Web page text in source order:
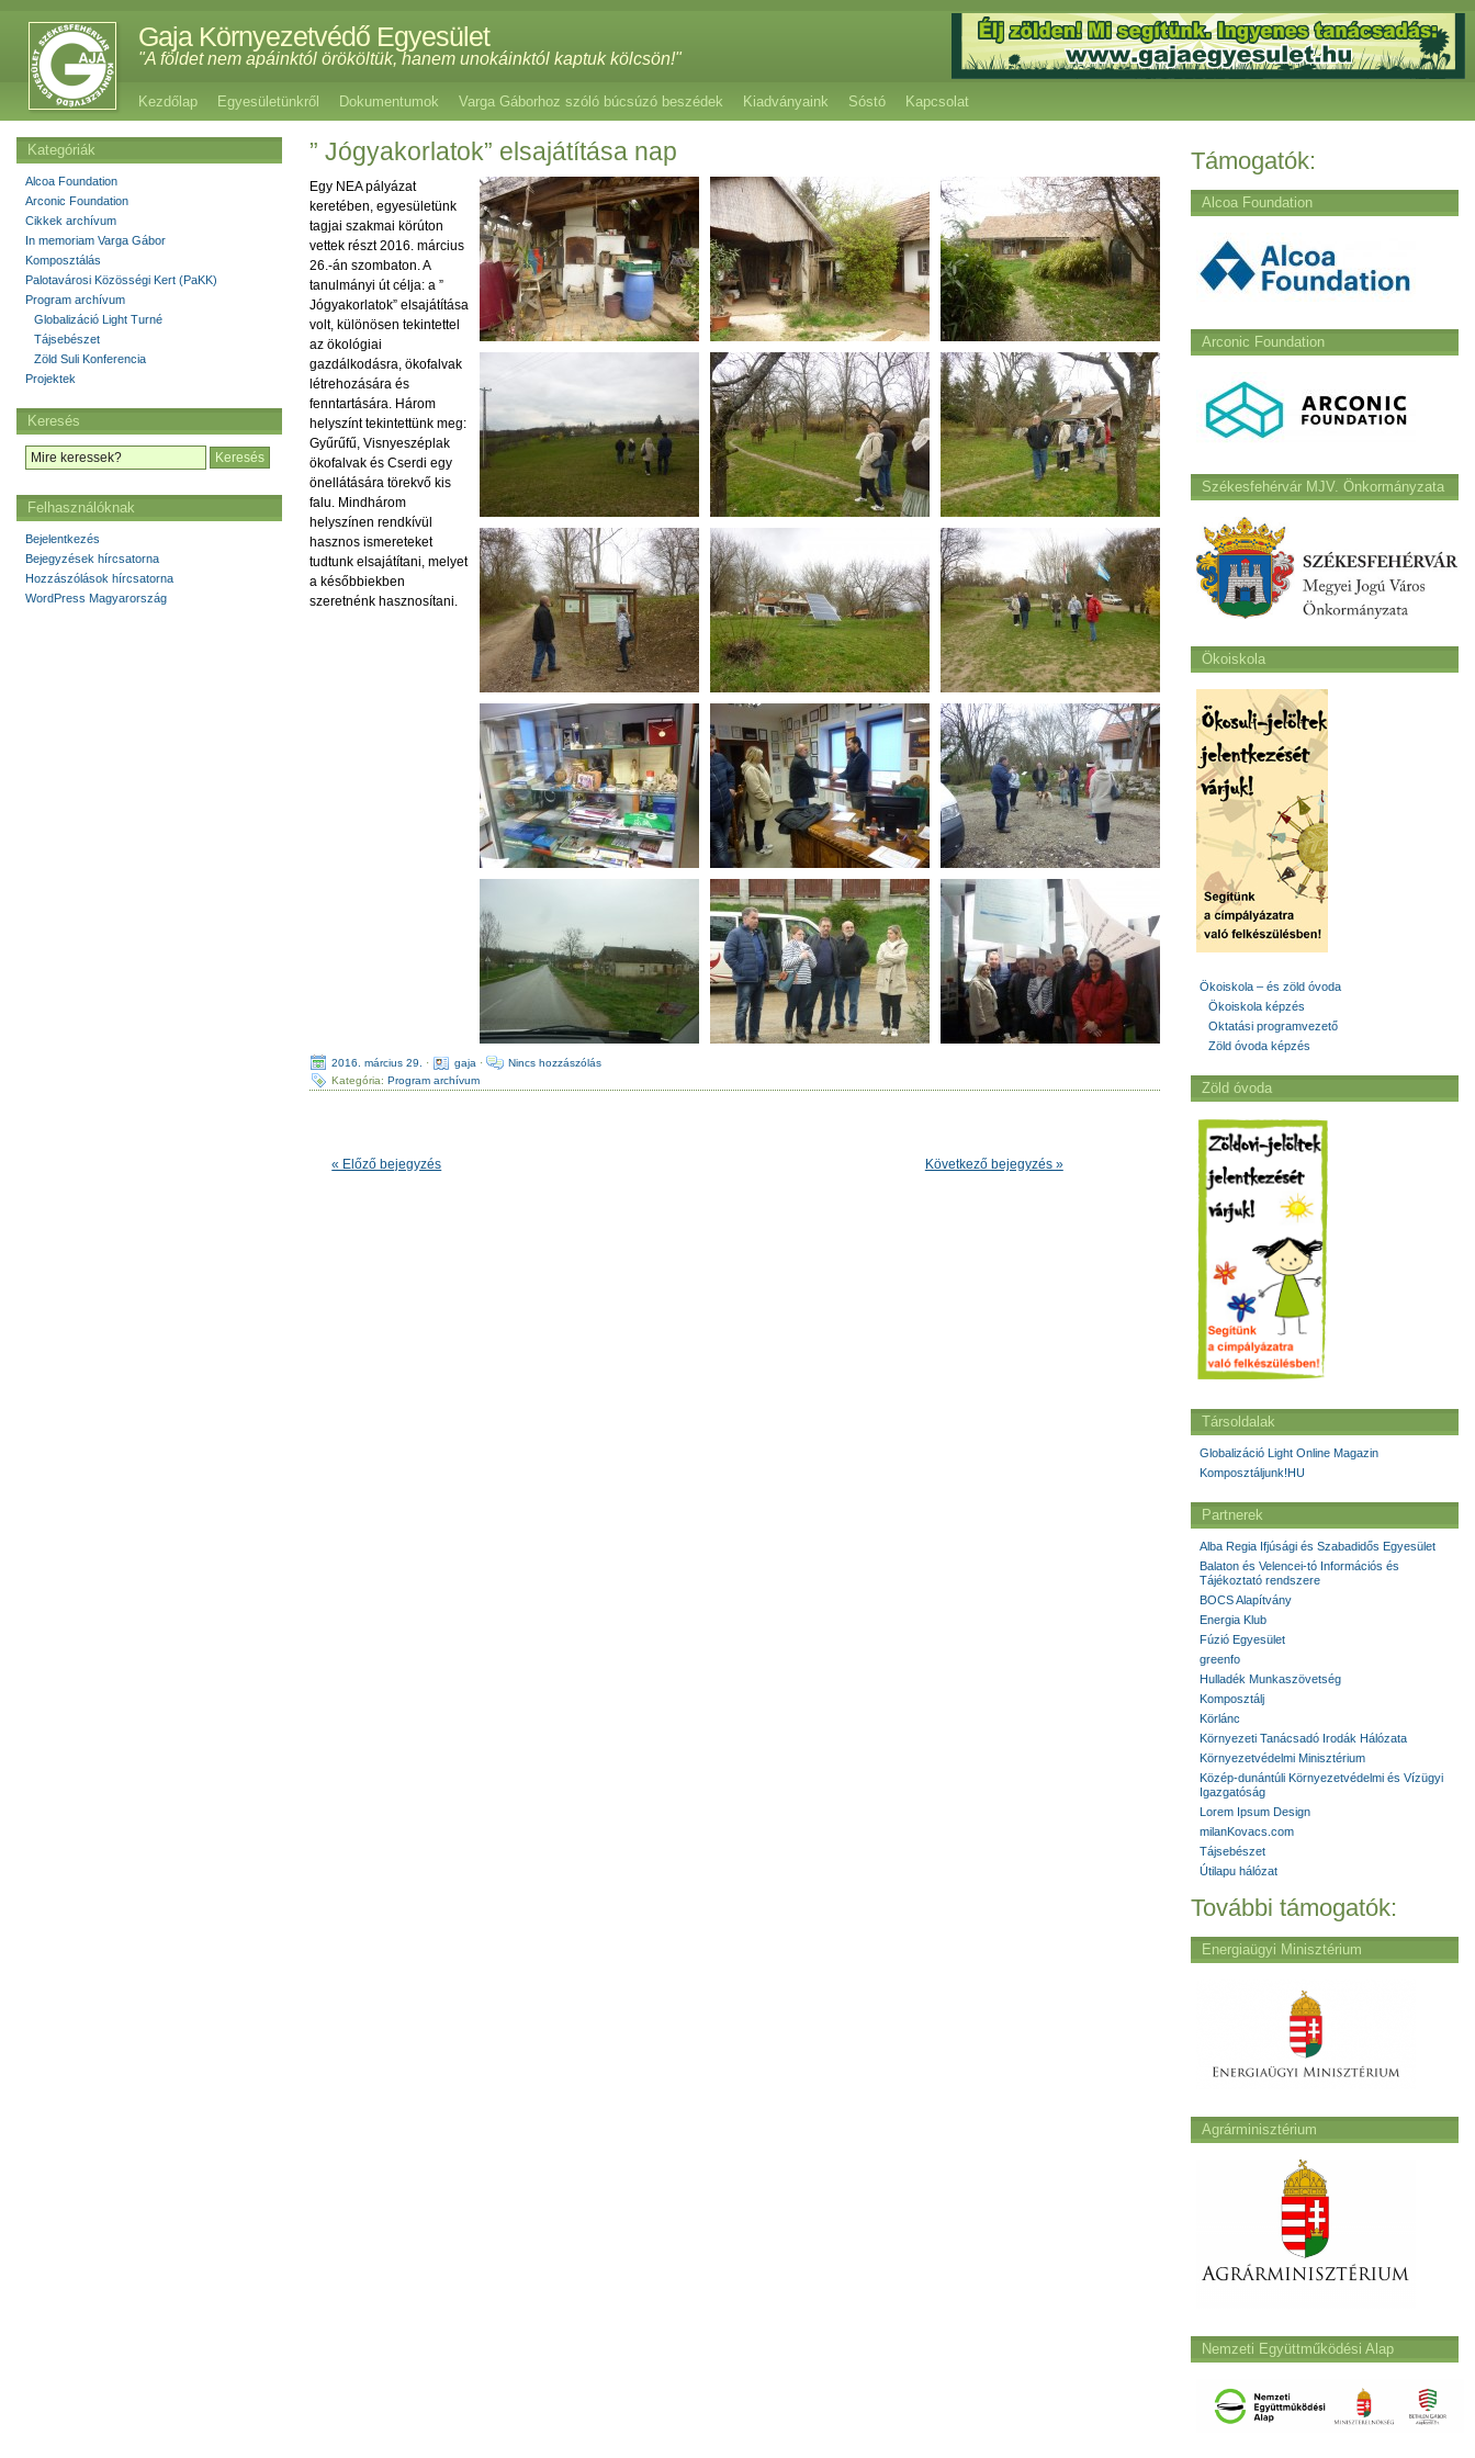
Gaja Környezetvédő Egyesület
"A földet nem apáinktól örököltük, hanem unokáinktól kaptuk kölcsön!"
Kezdőlap Egyesületünkről Dokumentumok Varga Gáborhoz szóló búcsúzó beszédek Kiadványaink Sóstó Kapcsolat
” Jógyakorlatok” elsajátítása nap
Egy NEA pályázat
keretében, egyesületünk
tagjai szakmai körúton
vettek részt 2016. március
26.-án szombaton. A
tanulmányi út célja: a ”
Jógyakorlatok” elsajátítása
volt, különösen tekintettel
az ökológiai
gazdálkodásra, ökofalvak
létrehozására és
fenntartására. Három
helyszínt tekintettünk meg:
Gyűrűfű, Visnyeszéplak
ökofalvak és Cserdi egy
önellátására törekvő kis
falu. Mindhárom
helyszínen rendkívül
hasznos ismereteket
tudtunk elsajátítani, melyet
a későbbiekben
szeretnénk hasznosítani.
2016. március 29. · gaja ·
Nincs hozzászólás
Kategória:Program archívum
« Előző bejegyzés Következő bejegyzés »
Támogatók:
Alcoa Foundation
Arconic Foundation
Székesfehérvár MJV. Önkormányzata
Ökoiskola
Ökoiskola – és zöld óvoda
Ökoiskola képzés
Oktatási programvezető
Zöld óvoda képzés
Zöld óvoda
Társoldalak
Globalizáció Light Online Magazin
Komposztáljunk!HU
Partnerek
Alba Regia Ifjúsági és Szabadidős Egyesület
Balaton és Velencei-tó Információs és
Tájékoztató rendszere
BOCS Alapítvány
Energia Klub
Fúzió Egyesület
greenfo
Hulladék Munkaszövetség
Komposztálj
Körlánc
Környezeti Tanácsadó Irodák Hálózata
Környezetvédelmi Minisztérium
Közép-dunántúli Környezetvédelmi és Vízügyi
Igazgatóság
Lorem Ipsum Design
milanKovacs.com
Tájsebészet
Útilapu hálózat
További támogatók:
Energiaügyi Minisztérium
Agrárminisztérium
Nemzeti Együttműködési Alap
Kategóriák
Alcoa Foundation
Arconic Foundation
Cikkek archívum
In memoriam Varga Gábor
Komposztálás
Palotavárosi Közösségi Kert (PaKK)
Program archívum
Globalizáció Light Turné
Tájsebészet
Zöld Suli Konferencia
Projektek
Keresés
Felhasználóknak
Bejelentkezés
Bejegyzések hírcsatorna
Hozzászólások hírcsatorna
WordPress Magyarország